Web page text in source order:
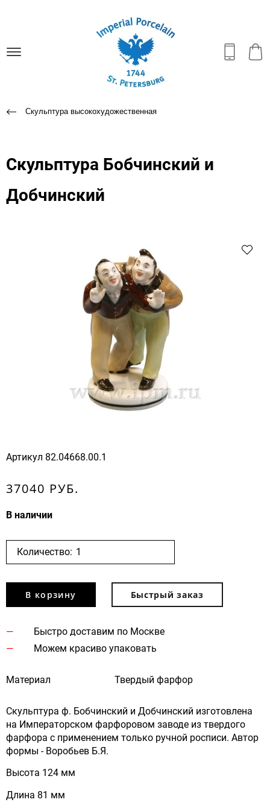
Скульптура высокохудожественная
Скульптура Бобчинский и
Добчинский
Артикул 82.04668.00.1
37040 РУБ.
В наличии
Количество:
В корзину Быстрый заказ
Быстро доставим по Москве
Можем красиво упаковать
Материал Твердый фарфор
Скульптура ф. Бобчинский и Добчинский изготовлена
на Императорском фарфоровом заводе из твердого
фарфора с применением только ручной росписи. Автор
формы - Воробьев Б.Я.
Высота 124 мм
Длина 81 мм